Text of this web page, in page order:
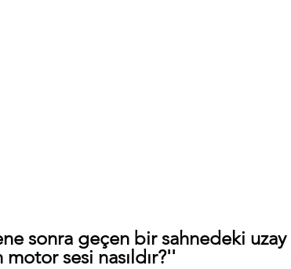
ÖMER YILMAZ: “Beşyüz sene sonra geçen bir sahnedeki uzay
gemisinin motor sesi nasıldır?''